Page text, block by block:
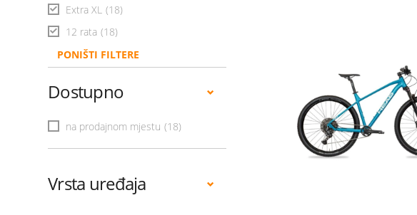
Extra XL (18)
12 rata (18)
PONIŠTI FILTERE
Dostupno
na prodajnom mjestu (18)
Vrsta uređaja